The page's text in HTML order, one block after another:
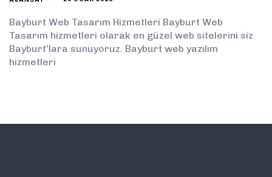
Bayburt Web Tasarım Hizmetleri Bayburt Web
Tasarım hizmetleri olarak en güzel web sitelerini siz
Bayburt’lara sunuyoruz. Bayburt web yazılım
hizmetleri